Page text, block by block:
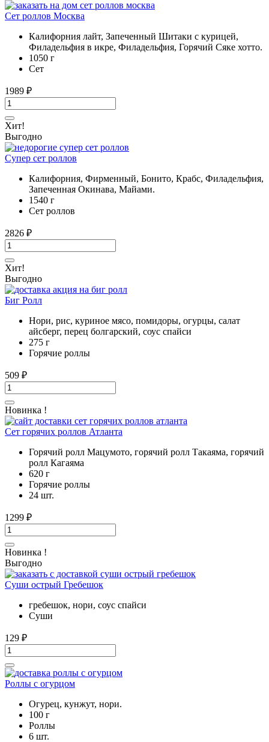
Сет роллов Москва
Калифорния лайт, Запеченный Шитаки с курицей,
Филадельфия в икре, Филадельфия, Горячий Сяке хотто.
1050 г
Cет
1989 ₽
Хит!
Выгодно
Супер сет роллов
Калифорния, Фирменный, Бонито, Крабс, Филадельфия,
Запеченная Окинава, Майами.
1540 г
Сет роллов
2826 ₽
Хит!
Выгодно
Биг Ролл
Нори, рис, куриное мясо, помидоры, огурцы, салат
айсберг, перец болгарский, соус спайси
275 г
Горячие роллы
509 ₽
Новинка !
Сет горячих роллов Атланта
Горячий ролл Мацумото, горячий ролл Такаяма, горячий
ролл Кагаяма
620 г
Горячие роллы
24 шт.
1299 ₽
Новинка !
Выгодно
Суши острый Гребешок
гребешок, нори, соус спайси
Суши
129 ₽
Роллы с огурцом
Огурец, кунжут, нори.
100 г
Роллы
6 шт.